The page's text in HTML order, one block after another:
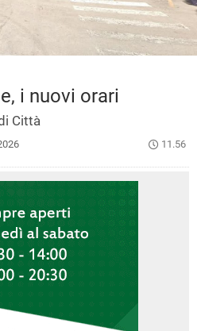
i nuovi orari
Città
11.56